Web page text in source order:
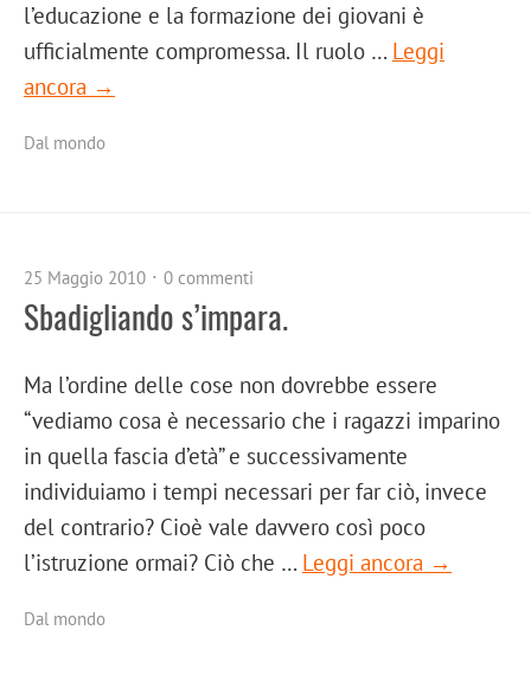
l’educazione e la formazione dei giovani è
ufficialmente compromessa. Il ruolo … Leggi
ancora →
Dal mondo
25 Maggio 2010 0 commenti
Sbadigliando s’impara.
Ma l’ordine delle cose non dovrebbe essere
“vediamo cosa è necessario che i ragazzi imparino
in quella fascia d’età” e successivamente
individuiamo i tempi necessari per far ciò, invece
del contrario? Cioè vale davvero così poco
l’istruzione ormai? Ciò che … Leggi ancora →
Dal mondo